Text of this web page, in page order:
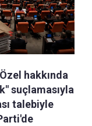
hakkında
suçlamasıyla
talebiyle